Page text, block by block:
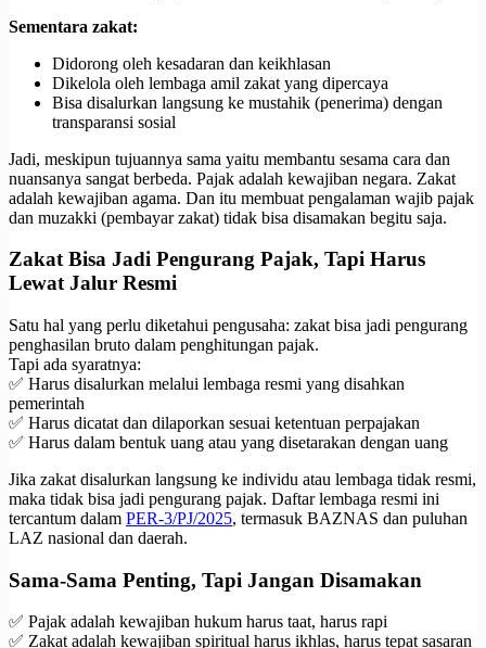
Sementara zakat:
Didorong oleh kesadaran dan keikhlasan
Dikelola oleh lembaga amil zakat yang dipercaya
Bisa disalurkan langsung ke mustahik (penerima) dengan
transparansi sosial
Jadi, meskipun tujuannya sama yaitu membantu sesama cara dan
nuansanya sangat berbeda. Pajak adalah kewajiban negara. Zakat
adalah kewajiban agama. Dan itu membuat pengalaman wajib pajak
dan muzakki (pembayar zakat) tidak bisa disamakan begitu saja.
Zakat Bisa Jadi Pengurang Pajak, Tapi Harus
Lewat Jalur Resmi
Satu hal yang perlu diketahui pengusaha: zakat bisa jadi pengurang
penghasilan bruto dalam penghitungan pajak.
Tapi ada syaratnya:
✅ Harus disalurkan melalui lembaga resmi yang disahkan
pemerintah
✅ Harus dicatat dan dilaporkan sesuai ketentuan perpajakan
✅ Harus dalam bentuk uang atau yang disetarakan dengan uang
Jika zakat disalurkan langsung ke individu atau lembaga tidak resmi,
maka tidak bisa jadi pengurang pajak. Daftar lembaga resmi ini
tercantum dalam PER-3/PJ/2025, termasuk BAZNAS dan puluhan
LAZ nasional dan daerah.
Sama-Sama Penting, Tapi Jangan Disamakan
✅ Pajak adalah kewajiban hukum harus taat, harus rapi
✅ Zakat adalah kewajiban spiritual harus ikhlas, harus tepat sasaran